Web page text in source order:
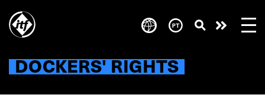
main
DOCKERS' RIGHTS
Take